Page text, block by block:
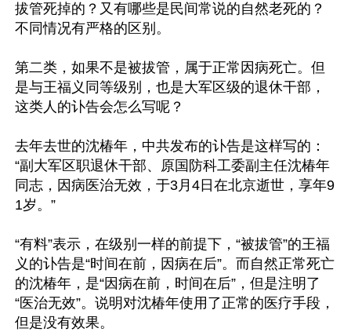
拔管死掉的？又有哪些是民间常说的自然老死的？
不同情况有严格的区别。
第二类，如果不是被拔管，属于正常因病死亡。但
是与王福义同等级别，也是大军区级的退休干部，
这类人的讣告会怎么写呢？
去年去世的沈椿年，中共发布的讣告是这样写的：
“副大军区职退休干部、原国防科工委副主任沈椿年
同志，因病医治无效，于3月4日在北京逝世，享年9
1岁。”
“有料”表示，在级别一样的前提下，“被拔管”的王福
义的讣告是“时间在前，因病在后”。而自然正常死亡
的沈椿年，是“因病在前，时间在后”，但是注明了
“医治无效”。说明对沈椿年使用了正常的医疗手段，
但是没有效果。